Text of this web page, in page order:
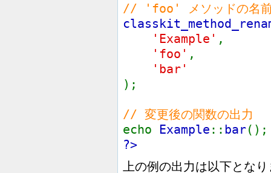
// 'foo' メソッドの名
'Example' ,
'foo' ,
'bar'
);
// 変更後の関数の出力
echo Example :: bar();
?>
上の例の出力は以下とな